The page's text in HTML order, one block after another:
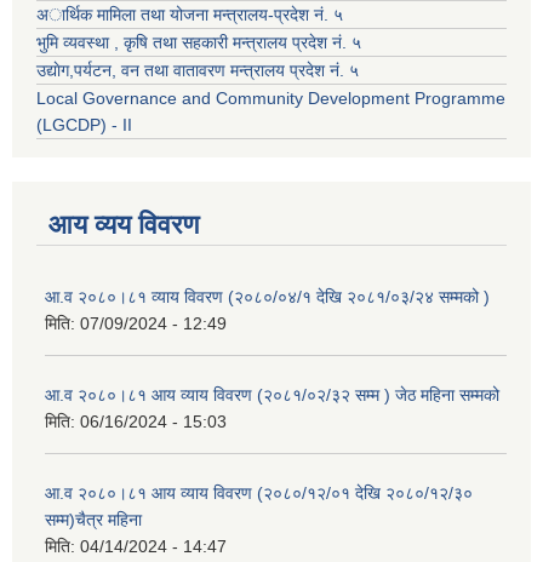
अार्थिक मामिला तथा योजना मन्त्रालय-प्रदेश नं. ५
भुमि व्यवस्था , कृषि तथा सहकारी मन्त्रालय प्रदेश नं. ५
उद्याेग,पर्यटन, वन तथा वातावरण मन्त्रालय प्रदेश नं. ५
Local Governance and Community Development Programme
(LGCDP) - II
आय व्यय विवरण
आ.व २०८०।८१ व्याय विवरण (२०८०/०४/१ देखि २०८१/०३/२४ सम्मको )
मिति: 07/09/2024 - 12:49
आ.व २०८०।८१ आय व्याय विवरण (२०८१/०२/३२ सम्म ) जेठ महिना सम्मको
मिति: 06/16/2024 - 15:03
आ.व २०८०।८१ आय व्याय विवरण (२०८०/१२/०१ देखि २०८०/१२/३०
सम्म)चैत्र महिना
मिति: 04/14/2024 - 14:47